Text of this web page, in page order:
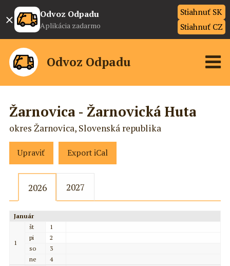
× Odvoz Odpadu
Aplikácia zadarmo
Stiahnuť SK
Stiahnuť CZ
Odvoz Odpadu
Žarnovica - Žarnovická Huta
okres Žarnovica, Slovenská republika
Upraviť Export iCal
2026 2027
Január
1
št
1
pi
2
so
3
ne
4